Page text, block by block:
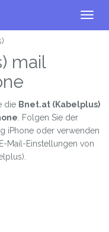
mail
die Bnet.at (Kabelplus)
. Folgen Sie der
iPhone oder verwenden
Mail-Einstellungen von